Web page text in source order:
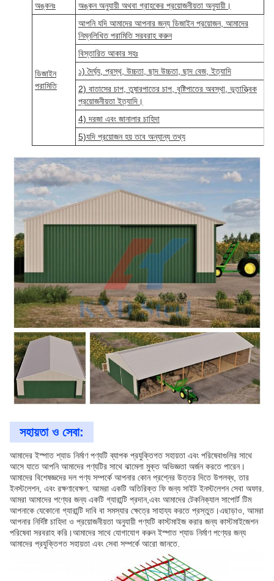
অঙ্কনঃ অঙ্কন অনুযায়ী অথবা গ্রাহকের প্রয়োজনীয়তা অনুযায়ী।
ডিজাইন
পরামিতি
আপনি যদি আমাদের আপনার জন্য ডিজাইন প্রয়োজন, আমাদের
নিম্নলিখিত পরামিতি সরবরাহ করুন
বিস্তারিত আকার সহঃ
১) দৈর্ঘ্য, প্রস্থ, উচ্চতা, ছাদ উচ্চতা, ছাদ বেজ, ইত্যাদি
2) বাতাসের চাপ, তুষারপাতের চাপ, বৃষ্টিপাতের অবস্থা, ভূতাত্ত্বিক
প্রয়োজনীয়তা ইত্যাদি।
4) দরজা এবং জানালার চাহিদা
5)যদি প্রয়োজন হয় তবে অন্যান্য তথ্য
সহায়তা ও সেবা:
আমাদের ইস্পাত শ্যাড নির্মাণ পণ্যটি ব্যাপক প্রযুক্তিগত সহায়তা এবং পরিষেবাগুলির সাথে
আসে যাতে আপনি আমাদের পণ্যটির সাথে ঝামেলা মুক্ত অভিজ্ঞতা অর্জন করতে পারেন।
আমাদের বিশেষজ্ঞদের দল পণ্য সম্পর্কে আপনার কোন প্রশ্নের উত্তর দিতে উপলব্ধ, তার
ইনস্টলেশন, এবং রক্ষণাবেক্ষণ. আমরা একটি অতিরিক্ত ফি জন্য সাইট ইনস্টলেশন সেবা অফার.
আমরা আমাদের পণ্যের জন্য একটি গ্যারান্টি প্রদান,এবং আমাদের টেকনিক্যাল সাপোর্ট টিম
আপনাকে যেকোনো গ্যারান্টি দাবি বা সমস্যার ক্ষেত্রে সাহায্য করতে প্রস্তুত।এছাড়াও, আমরা
আপনার নির্দিষ্ট চাহিদা ও প্রয়োজনীয়তা অনুযায়ী পণ্যটি কাস্টমাইজ করার জন্য কাস্টমাইজেশন
পরিষেবা সরবরাহ করি।আমাদের সাথে যোগাযোগ করুন ইস্পাত শ্যাড নির্মাণ পণ্যের জন্য
আমাদের প্রযুক্তিগত সহায়তা এবং সেবা সম্পর্কে আরো জানতে.